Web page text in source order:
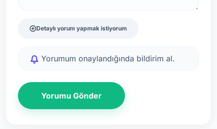
Detaylı yorum yapmak istiyorum
Yorumum onaylandığında bildirim al.
Yorumu Gönder